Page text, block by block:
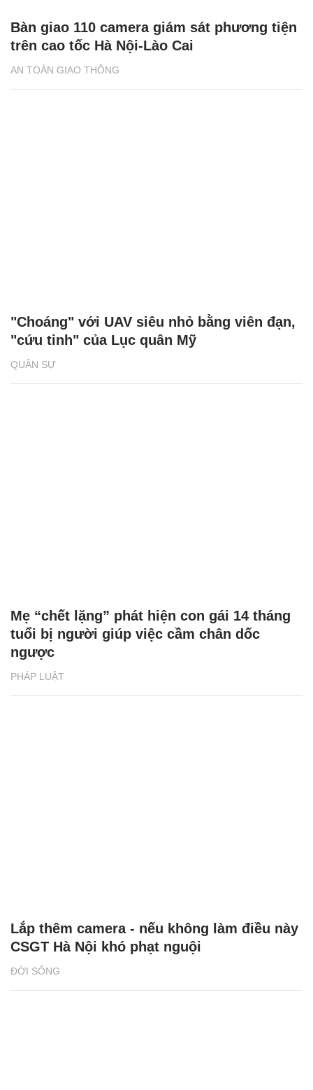
AN TOÀN GIAO THÔNG
Bàn giao 110 camera giám sát phương tiện
trên cao tốc Hà Nội-Lào Cai
QUÂN SỰ
"Choáng" với UAV siêu nhỏ bằng viên đạn,
"cứu tinh" của Lục quân Mỹ
PHÁP LUẬT
Mẹ “chết lặng” phát hiện con gái 14 tháng
tuổi bị người giúp việc cầm chân dốc
ngược
ĐỜI SỐNG
Lắp thêm camera - nếu không làm điều này
CSGT Hà Nội khó phạt nguội